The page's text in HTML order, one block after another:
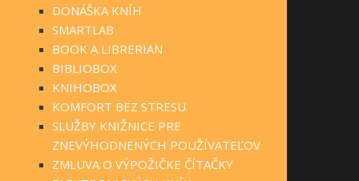
DONÁŠKA KNÍH
SMARTLAB
BOOK A LIBRERIAN
BIBLIOBOX
KNIHOBOX
KOMFORT BEZ STRESU
SLUŽBY KNIŽNICE PRE
ZNEVÝHODNENÝCH POUŽÍVATEĽOV
ZMLUVA O VÝPOŽIČKE ČÍTAČKY